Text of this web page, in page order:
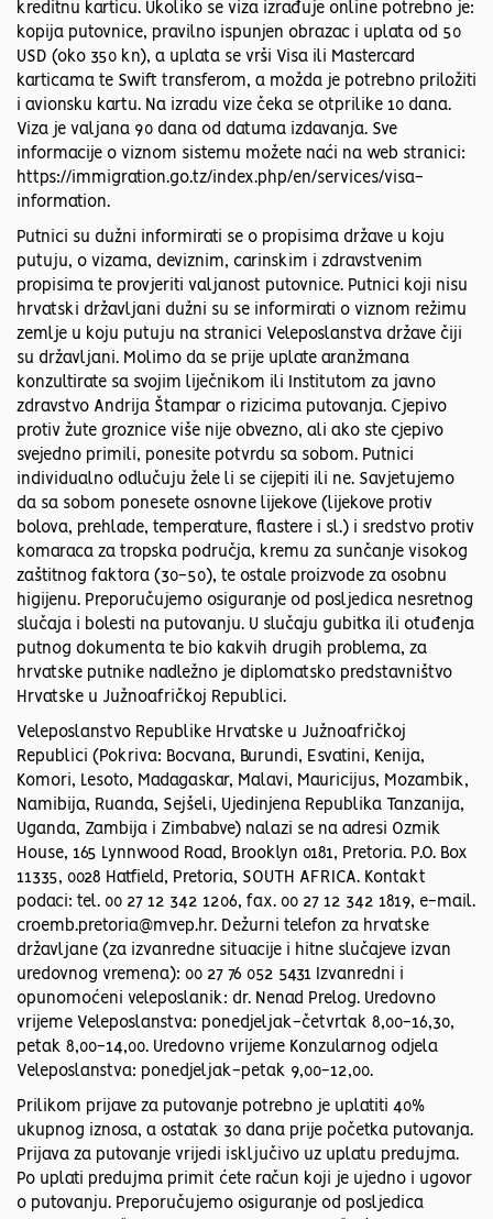
kreditnu karticu. Ukoliko se viza izrađuje online potrebno je:
kopija putovnice, pravilno ispunjen obrazac i uplata od 50
USD (oko 350 kn), a uplata se vrši Visa ili Mastercard
karticama te Swift transferom, a možda je potrebno priložiti
i avionsku kartu. Na izradu vize čeka se otprilike 10 dana.
Viza je valjana 90 dana od datuma izdavanja. Sve
informacije o viznom sistemu možete naći na web stranici:
https://immigration.go.tz/index.php/en/services/visa-
information.
Putnici su dužni informirati se o propisima države u koju
putuju, o vizama, deviznim, carinskim i zdravstvenim
propisima te provjeriti valjanost putovnice. Putnici koji nisu
hrvatski državljani dužni su se informirati o viznom režimu
zemlje u koju putuju na stranici Veleposlanstva države čiji
su državljani. Molimo da se prije uplate aranžmana
konzultirate sa svojim liječnikom ili Institutom za javno
zdravstvo Andrija Štampar o rizicima putovanja. Cjepivo
protiv žute groznice više nije obvezno, ali ako ste cjepivo
svejedno primili, ponesite potvrdu sa sobom. Putnici
individualno odlučuju žele li se cijepiti ili ne. Savjetujemo
da sa sobom ponesete osnovne lijekove (lijekove protiv
bolova, prehlade, temperature, flastere i sl.) i sredstvo protiv
komaraca za tropska područja, kremu za sunčanje visokog
zaštitnog faktora (30-50), te ostale proizvode za osobnu
higijenu. Preporučujemo osiguranje od posljedica nesretnog
slučaja i bolesti na putovanju. U slučaju gubitka ili otuđenja
putnog dokumenta te bio kakvih drugih problema, za
hrvatske putnike nadležno je diplomatsko predstavništvo
Hrvatske u Južnoafričkoj Republici.
Veleposlanstvo Republike Hrvatske u Južnoafričkoj
Republici (Pokriva: Bocvana, Burundi, Esvatini, Kenija,
Komori, Lesoto, Madagaskar, Malavi, Mauricijus, Mozambik,
Namibija, Ruanda, Sejšeli, Ujedinjena Republika Tanzanija,
Uganda, Zambija i Zimbabve) nalazi se na adresi Ozmik
House, 165 Lynnwood Road, Brooklyn 0181, Pretoria. P.O. Box
11335, 0028 Hatfield, Pretoria, SOUTH AFRICA. Kontakt
podaci: tel. 00 27 12 342 1206, fax. 00 27 12 342 1819, e-mail.
croemb.pretoria@mvep.hr. Dežurni telefon za hrvatske
državljane (za izvanredne situacije i hitne slučajeve izvan
uredovnog vremena): 00 27 76 052 5431 Izvanredni i
opunomoćeni veleposlanik: dr. Nenad Prelog. Uredovno
vrijeme Veleposlanstva: ponedjeljak-četvrtak 8,00-16,30,
petak 8,00-14,00. Uredovno vrijeme Konzularnog odjela
Veleposlanstva: ponedjeljak-petak 9,00-12,00.
Prilikom prijave za putovanje potrebno je uplatiti 40%
ukupnog iznosa, a ostatak 30 dana prije početka putovanja.
Prijava za putovanje vrijedi isključivo uz uplatu predujma.
Po uplati predujma primit ćete račun koji je ujedno i ugovor
o putovanju. Preporučujemo osiguranje od posljedica